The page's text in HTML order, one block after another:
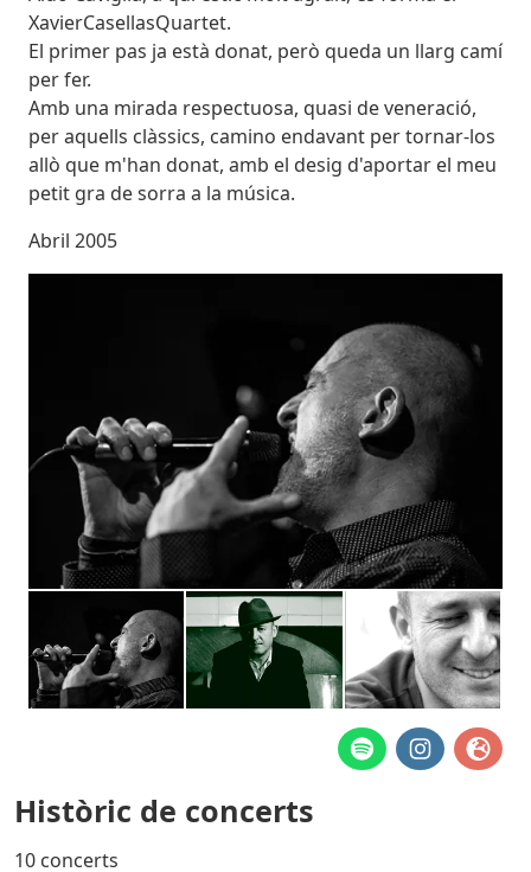
XavierCasellasQuartet.
El primer pas ja està donat, però queda un llarg camí
per fer.
Amb una mirada respectuosa, quasi de veneració,
per aquells clàssics, camino endavant per tornar-los
allò que m'han donat, amb el desig d'aportar el meu
petit gra de sorra a la música.
Abril 2005
Històric de concerts
10 concerts